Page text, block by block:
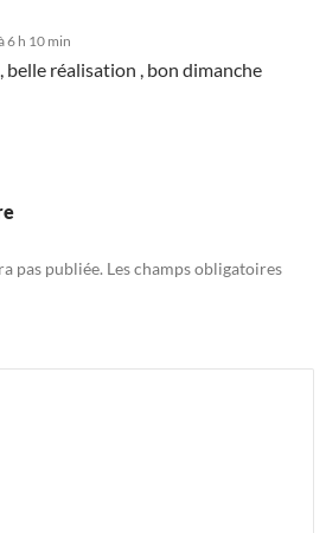
6 h 10 min
belle réalisation , bon dimanche
pas publiée. Les champs obligatoires